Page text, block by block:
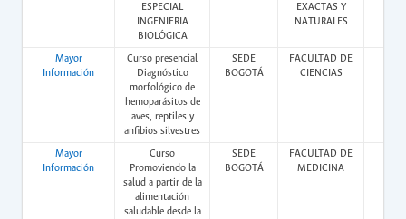
ESPECIAL
INGENIERIA
BIOLÓGICA
EXACTAS Y
NATURALES
Mayor
Información
Curso presencial
Diagnóstico
morfológico de
hemoparásitos de
aves, reptiles y
anfibios silvestres
SEDE
BOGOTÁ
FACULTAD DE
CIENCIAS
Mayor
Información
Curso
Promoviendo la
salud a partir de la
alimentación
saludable desde la
SEDE
BOGOTÁ
FACULTAD DE
MEDICINA